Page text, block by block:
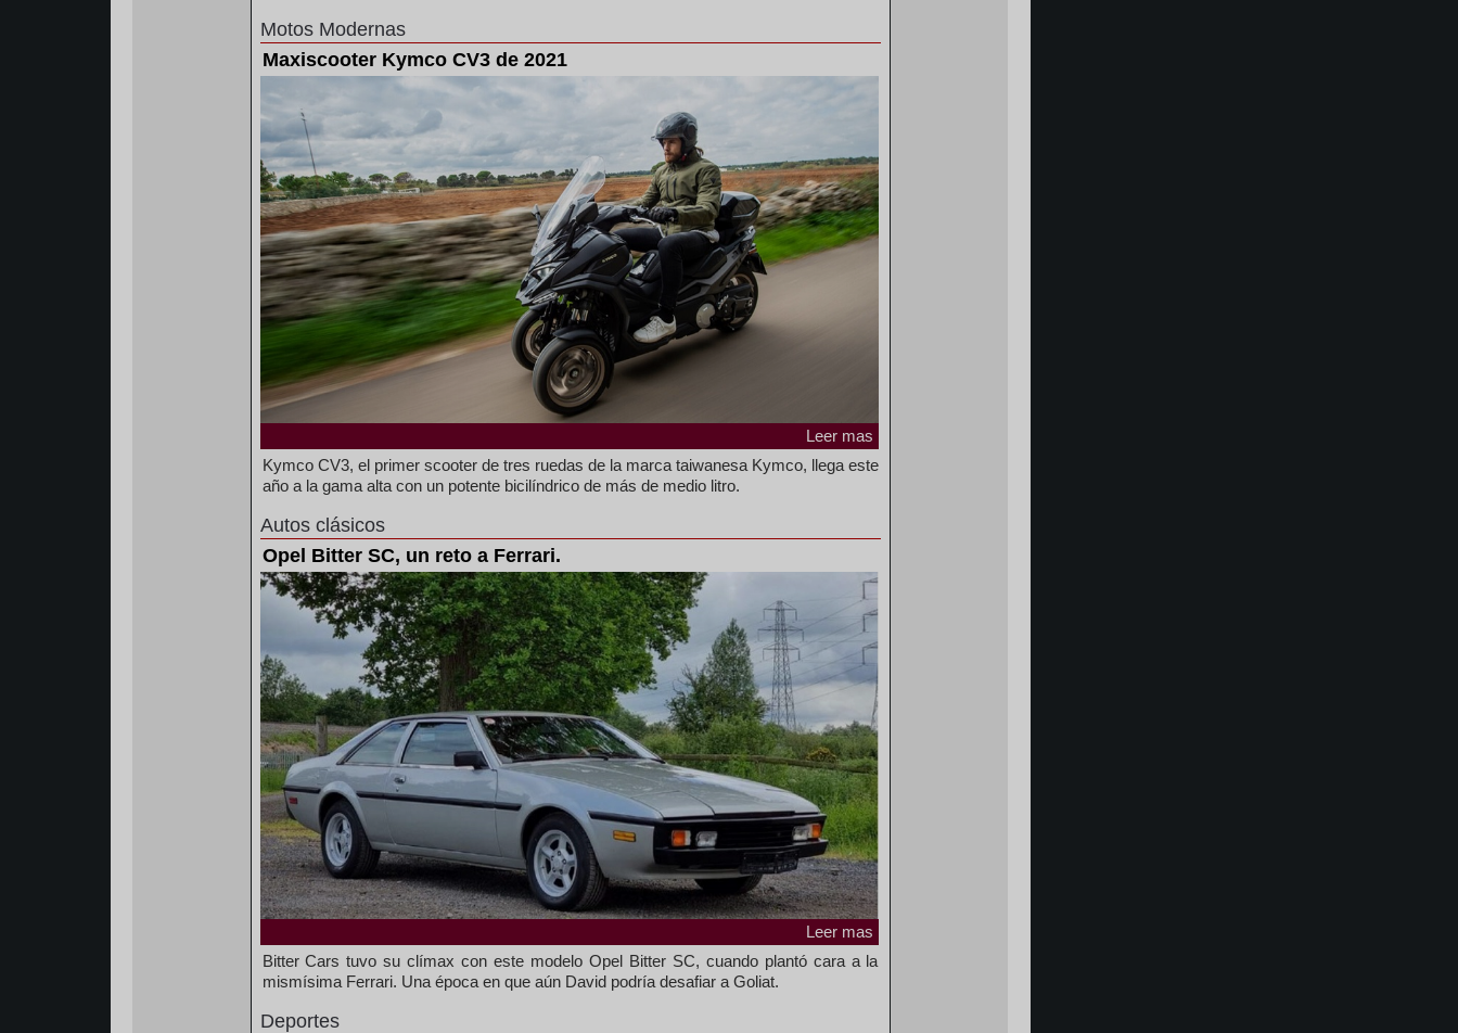
Motos Modernas
Maxiscooter Kymco CV3 de 2021
Leer mas
Kymco CV3, el primer scooter de tres ruedas de la marca taiwanesa Kymco, llega este
año a la gama alta con un potente bicilíndrico de más de medio litro.
Autos clásicos
Opel Bitter SC, un reto a Ferrari.
Leer mas
Bitter Cars tuvo su clímax con este modelo Opel Bitter SC, cuando plantó cara a la
mismísima Ferrari. Una época en que aún David podría desafiar a Goliat.
Deportes